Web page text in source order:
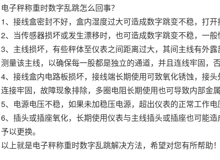
电子秤称重时数字乱跳怎么回事？
1、接线盒密封不好，盒内湿度过大可造成数字跳变不稳，打
2、当传感器损坏或发生漂移时，也可造成数字跳变不稳，一
3、主线损坏，有些秤体至仪表之间距离过大，其间主线有外
测量该主线，以确保每一股都是独立的通道，并且连线牢固，
4、接线盒内电路板损坏，接线端长期使用可致氧化锈蚀，接
连接牢固，故障现象排除，多圈电阻长期使用也可导致内部
5、电源电压不稳，如果未加稳压电源，超出仪表的正常工作
6、插头或插座氧化，长期使用仪表与主线插头或插座也可能
予以更换。
以上就是电子秤称重时数字乱跳解决方法，希望对您有所帮助